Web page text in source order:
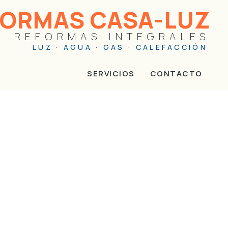
CASA-LUZ
REFORMAS INTEGRALES
LUZ · AGUA · GAS · CALEFACCIÓN
SERVICIOS CONTACTO